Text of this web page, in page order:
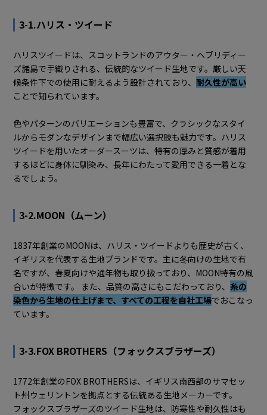
3-1.ハリス・ツイード
ハリスツイードは、スコットランドのアウター・ヘブリディー
ズ諸島で手織りされる、伝統的なツイード生地です。厳しい天
候条件下での使用に耐えるよう設計されており、耐久性が高い
ことで知られています。
色やパターンのバリエーションも豊富で、クラシックなスタイ
ルからモダンなデザインまで幅広い選択肢も魅力です。ハリス
ツイードを用いたオーダースーツは、特有の厚みと質感が着用
するほどに身体に馴染み、長年にわたって愛用できる一着とな
るでしょう。
3-2.MOON（ムーン）
1837年創業のMOONは、ハリス・ツイードよりも歴史が古く、
イギリスを代表する生地ブランドです。主に冬向けの生地で有
名ですが、春夏向けや通年物も取り扱っており、MOON特有の風
合いが特徴です。 また、品質の高さにもこだわっており、糸の
染色から生地の仕上げまで、すべての工程を自社工場でおこなっ
ています。
3-3.FOX BROTHERS（フォックスブラザーズ）
1772年創業のFOX BROTHERSは、イギリス南西部のサマセッ
ト州ウェリントンを拠点とする伝統ある生地メーカーです。
フォックスブラザーズのツイード生地は、防寒性や耐久性はも